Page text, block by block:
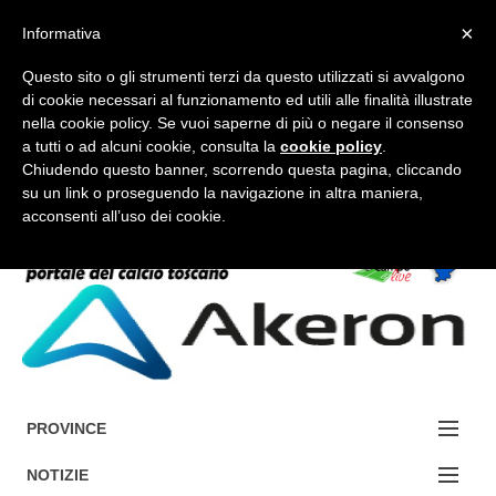
FORUM-ACCEDI
Accedi / Registrati
PROVINCE
EDIZIONE:
NOTIZIE
×
Informativa
Questo sito o gli strumenti terzi da questo utilizzati si avvalgono
di cookie necessari al funzionamento ed utili alle finalità illustrate
nella cookie policy. Se vuoi saperne di più o negare il consenso
a tutti o ad alcuni cookie, consulta la cookie policy
Chiudendo questo banner, scorrendo questa pagina, cliccando
su un link o proseguendo la navigazione in altra maniera,
acconsenti all’uso dei cookie.